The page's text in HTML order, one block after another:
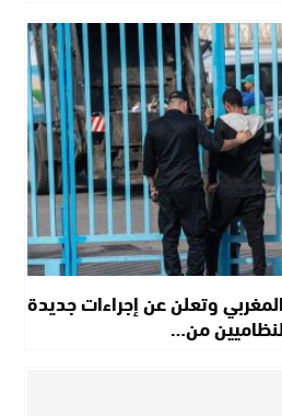
وتعلن عن إجراءات جديدة
من…